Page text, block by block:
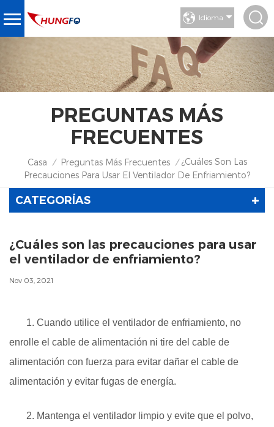
Idioma
PREGUNTAS MÁS
FRECUENTES
Casa / Preguntas Más Frecuentes / ¿Cuáles Son Las
Precauciones Para Usar El Ventilador De Enfriamiento?
CATEGORÍAS
¿Cuáles son las precauciones para usar
el ventilador de enfriamiento?
Nov 03, 2021
1. Cuando utilice el ventilador de enfriamiento, no
enrolle el cable de alimentación ni tire del cable de
alimentación con fuerza para evitar dañar el cable de
alimentación y evitar fugas de energía.
2. Mantenga el ventilador limpio y evite que el polvo,